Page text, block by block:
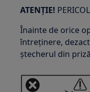
ATENȚIE!
Înainte de orice
întreținere,
ștecherul din